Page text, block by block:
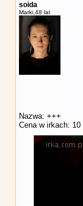
soida
Marki, 48 lat
Nazwa: +++
Cena w irkach: 10